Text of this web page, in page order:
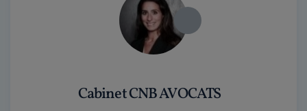
Cabinet CNB AVOCATS